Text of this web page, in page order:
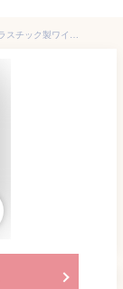
【セット売り】8個セット 割れないワイングラス プラスチック製ワイングラス yamada35431【t5】